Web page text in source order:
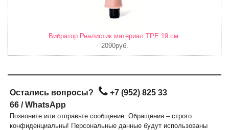
Вибратор Реалистик материал TPE 19 см.
2090руб.
Остались вопросы?
+7 (952) 825 33
66 /WhatsApp
Позвоните или отправьте сообщение. Обращения – строго
конфиденциальны! Персональные данные будут использованы